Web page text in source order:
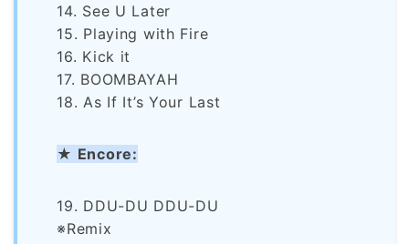
14. See U Later
15. Playing with Fire
16. Kick it
17. BOOMBAYAH
18. As If It’s Your Last
★ Encore:
19. DDU-DU DDU-DU
※Remix